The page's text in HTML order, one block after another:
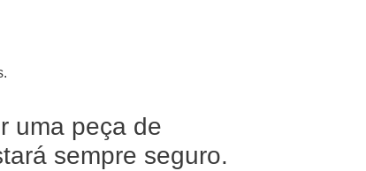
uma peça de
sempre seguro.